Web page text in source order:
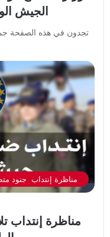
الجيش
تجدون في هذه الصفحة
مناظرة إنتداب